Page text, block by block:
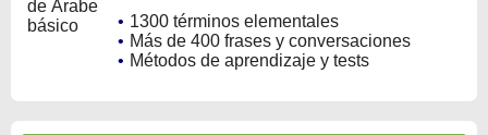
• 1300 términos elementales
• Más de 400 frases y conversaciones
• Métodos de aprendizaje y tests